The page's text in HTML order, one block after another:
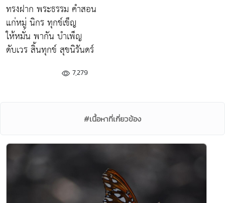
ทรงฝาก พระธรรม คำสอน
แก่หมู่ นิกร ทุกข์เข็ญ
ให้หมั่น พากัน บำเพ็ญ
ดับเวร สิ้นทุกข์ สุขนิรันดร์
7,279
#เนื้อหาที่เกี่ยวข้อง